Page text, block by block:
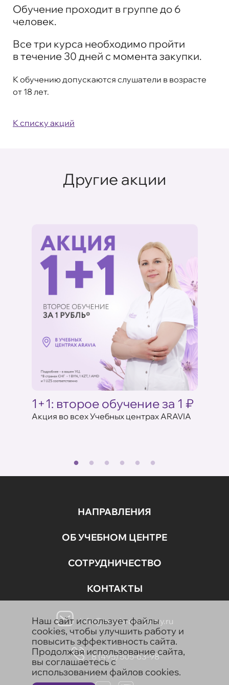
Обучение проходит в группе до 6
человек.
Все три курса необходимо пройти
в течение 30 дней с момента закупки.
К обучению допускаются слушатели в возрасте
от 18 лет.
К списку акций
Другие акции
1+1: второе обучение за 1 ₽
Акция во всех Учебных центрах ARAVIA
НАПРАВЛЕНИЯ
ОБ УЧЕБНОМ ЦЕНТРЕ
СОТРУДНИЧЕСТВО
КОНТАКТЫ
info@aravia-academy.ru
8 (495) 505-63-98
Наш сайт использует файлы
cookies, чтобы улучшить работу и
повысить эффективность сайта.
Продолжая использование сайта,
вы соглашаетесь с
использованием файлов cookies.